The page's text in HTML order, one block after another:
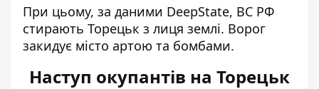
При цьому, за даними DeepState, ВС РФ
стирають Торецьк з лиця землі. Ворог
закидує місто артою та бомбами.
Наступ окупантів на Торецьк